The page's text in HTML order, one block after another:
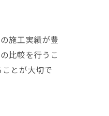
施工実績が豊
比較を行うこ
とが大切で